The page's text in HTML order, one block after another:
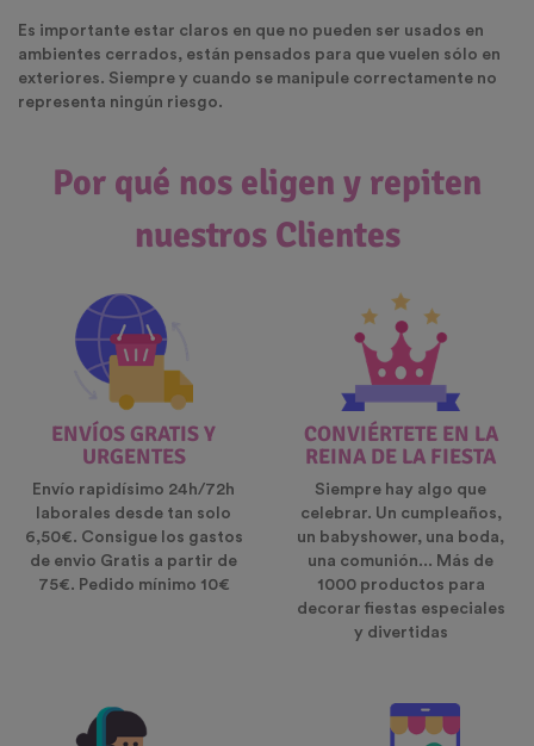
Es importante estar claros en que no pueden ser usados en
ambientes cerrados, están pensados para que vuelen sólo en
exteriores. Siempre y cuando se manipule correctamente no
representa ningún riesgo.
Por qué nos eligen y repiten
nuestros Clientes
ENVÍOS GRATIS Y
URGENTES
Envío rapidísimo 24h/72h
laborales desde tan solo
6,50€. Consigue los gastos
de envio Gratis a partir de
75€. Pedido mínimo 10€
CONVIÉRTETE EN LA
REINA DE LA FIESTA
Siempre hay algo que
celebrar. Un cumpleaños,
un babyshower, una boda,
una comunión... Más de
1000 productos para
decorar fiestas especiales
y divertidas